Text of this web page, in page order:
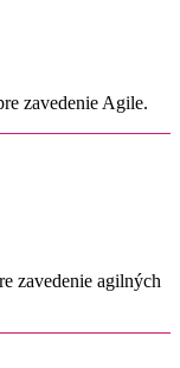
zavedenie Agile.
zavedenie agilných